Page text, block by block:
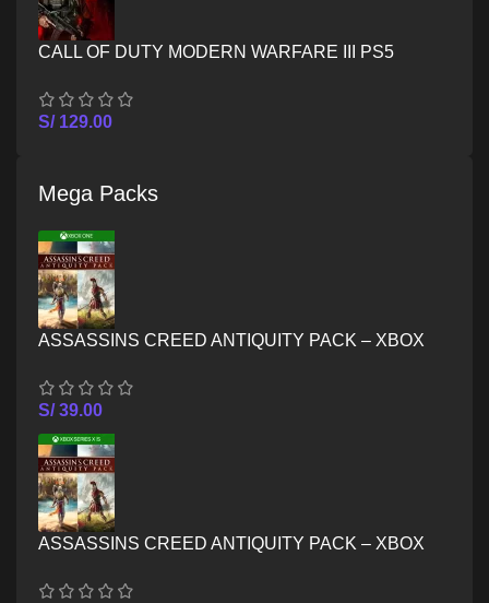
CALL OF DUTY MODERN WARFARE III PS5
S/129.00
Mega Packs
ASSASSINS CREED ANTIQUITY PACK – XBOX
S/39.00
ASSASSINS CREED ANTIQUITY PACK – XBOX